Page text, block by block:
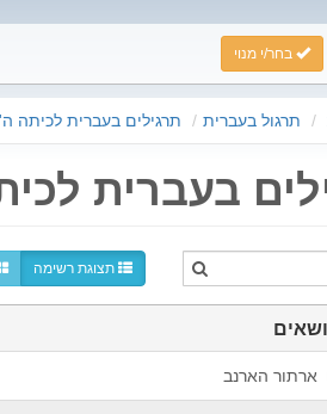
בחר/י מנוי
תרגול בעברית תרגילים בעברית לכיתה ה'
בעברית
תצוגת רשימה
ארתור הארנב